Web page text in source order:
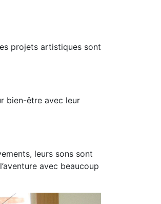
projets artistiques sont
bien-être avec leur
leurs sons sont
avec beaucoup